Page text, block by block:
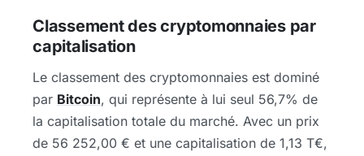
Classement des cryptomonnaies par
capitalisation
Le classement des cryptomonnaies est dominé
par Bitcoin, qui représente à lui seul 56,7% de
la capitalisation totale du marché. Avec un prix
de 56 252,00 € et une capitalisation de 1,13 T€,